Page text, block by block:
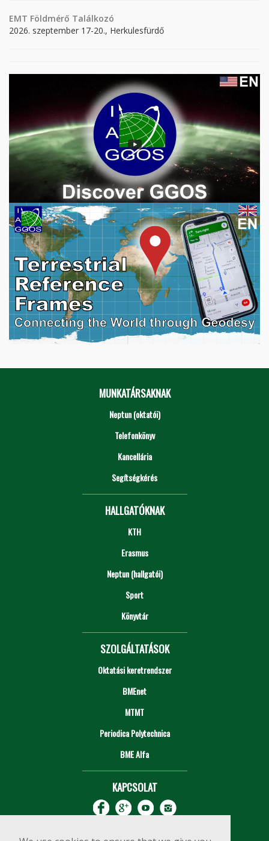
EMT Földmérő Találkozó
2026. szeptember 17-20., Herkulesfürdő
MUNKATÁRSAKNAK
Neptun (oktatói)
Telefonkönyv
Kancellária
Segítségkérés
HALLGATÓKNAK
KTH
Erasmus
Neptun (hallgatói)
Sport
Könyvtár
SZOLGÁLTATÁSOK
Oktatási keretrendszer
BMEnet
MTMT
Periodica Polytechnica
BME Alfa
KAPCSOLAT